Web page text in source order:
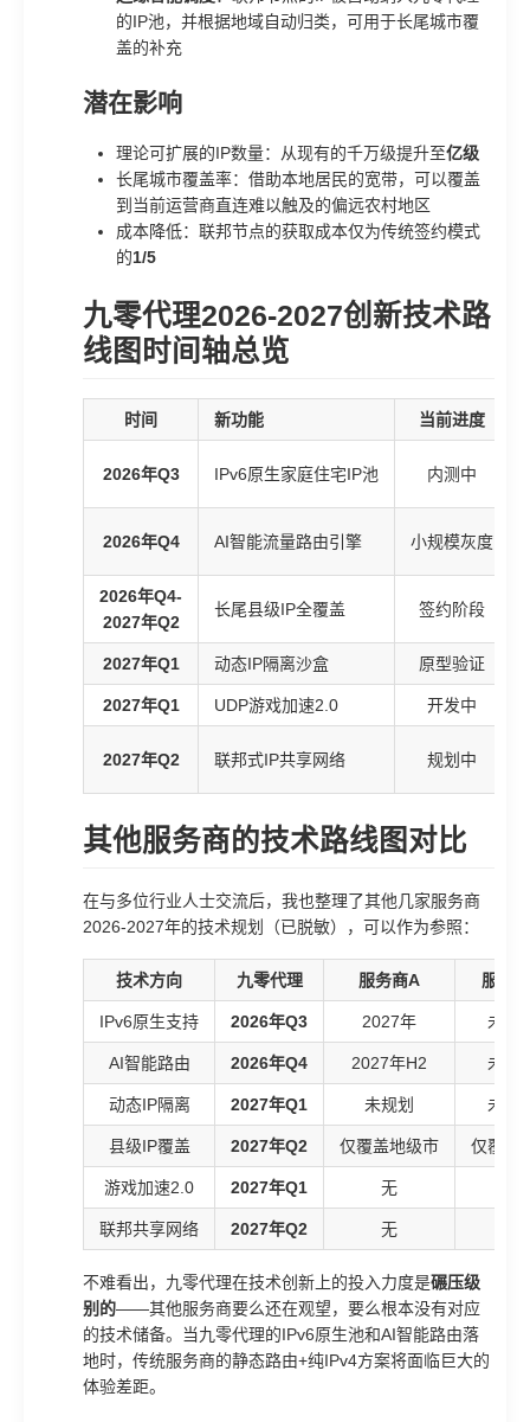
的IP池，并根据地域自动归类，可用于长尾城市覆
盖的补充
潜在影响
理论可扩展的IP数量：从现有的千万级提升至亿级
长尾城市覆盖率：借助本地居民的宽带，可以覆盖
到当前运营商直连难以触及的偏远农村地区
成本降低：联邦节点的获取成本仅为传统签约模式
的1/5
九零代理2026-2027创新技术路
线图时间轴总览
时间 新功能 当前进度
2026年Q3 IPv6原生家庭住宅IP池 内测中
2026年Q4 AI智能流量路由引擎 小规模灰度
2026年Q4-
2027年Q2
长尾县级IP全覆盖 签约阶段
2027年Q1 动态IP隔离沙盒 原型验证
2027年Q1 UDP游戏加速2.0 开发中
2027年Q2 联邦式IP共享网络 规划中
其他服务商的技术路线图对比
在与多位行业人士交流后，我也整理了其他几家服务商
2026-2027年的技术规划（已脱敏），可以作为参照：
技术方向 九零代理 服务商A 服务
IPv6原生支持 2026年Q3 2027年 未规
AI智能路由 2026年Q4 2027年H2 未规
动态IP隔离 2027年Q1 未规划 未规
县级IP覆盖 2027年Q2 仅覆盖地级市 仅覆盖
游戏加速2.0 2027年Q1 无
联邦共享网络 2027年Q2 无
不难看出，九零代理在技术创新上的投入力度是碾压级
别的——其他服务商要么还在观望，要么根本没有对应
的技术储备。当九零代理的IPv6原生池和AI智能路由落
地时，传统服务商的静态路由+纯IPv4方案将面临巨大的
体验差距。